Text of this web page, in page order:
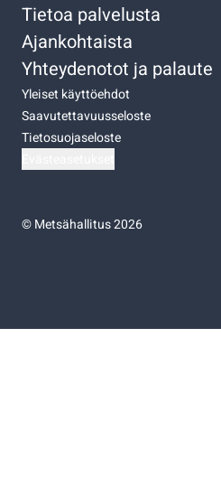
Tietoa palvelusta
Ajankohtaista
Yhteydenotot ja palaute
Yleiset käyttöehdot
Saavutettavuusseloste
Tietosuojaseloste
©Metsähallitus 2026